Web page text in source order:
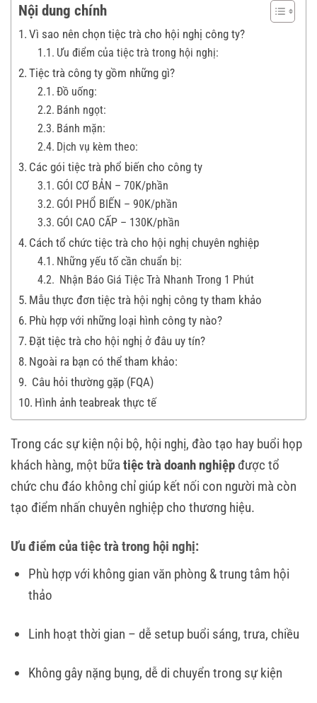
Nội dung chính
Vì sao nên chọn tiệc trà cho hội nghị công ty?
Ưu điểm của tiệc trà trong hội nghị:
Tiệc trà công ty gồm những gì?
Đồ uống:
Bánh ngọt:
Bánh mặn:
Dịch vụ kèm theo:
Các gói tiệc trà phổ biến cho công ty
GÓI CƠ BẢN – 70K/phần
GÓI PHỔ BIẾN – 90K/phần
GÓI CAO CẤP – 130K/phần
Cách tổ chức tiệc trà cho hội nghị chuyên nghiệp
Những yếu tố cần chuẩn bị:
Nhận Báo Giá Tiệc Trà Nhanh Trong 1 Phút
Mẫu thực đơn tiệc trà hội nghị công ty tham khảo
Phù hợp với những loại hình công ty nào?
Đặt tiệc trà cho hội nghị ở đâu uy tín?
Ngoài ra bạn có thể tham khảo:
Câu hỏi thường gặp (FQA)
Hình ảnh teabreak thực tế
Trong các sự kiện nội bộ, hội nghị, đào tạo hay buổi họp
khách hàng, một bữa tiệc trà doanh nghiệp được tổ
chức chu đáo không chỉ giúp kết nối con người mà còn
tạo điểm nhấn chuyên nghiệp cho thương hiệu.
Ưu điểm của tiệc trà trong hội nghị:
Phù hợp với không gian văn phòng & trung tâm hội
thảo
Linh hoạt thời gian – dễ setup buổi sáng, trưa, chiều
Không gây nặng bụng, dễ di chuyển trong sự kiện